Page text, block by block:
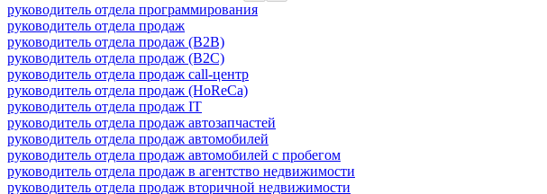
руководитель отдела программирования
руководитель отдела продаж
руководитель отдела продаж (B2B)
руководитель отдела продаж (B2C)
руководитель отдела продаж call-центр
руководитель отдела продаж (HoReCa)
руководитель отдела продаж IT
руководитель отдела продаж автозапчастей
руководитель отдела продаж автомобилей
руководитель отдела продаж автомобилей с пробегом
руководитель отдела продаж в агентство недвижимости
руководитель отдела продаж вторичной недвижимости